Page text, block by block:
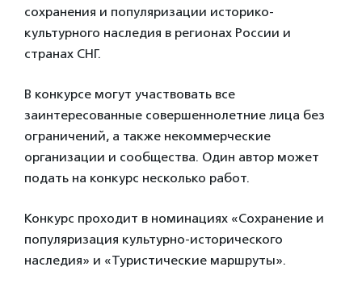
сохранения и популяризации историко-
культурного наследия в регионах России и
странах СНГ.
В конкурсе могут участвовать все
заинтересованные совершеннолетние лица без
ограничений, а также некоммерческие
организации и сообщества. Один автор может
подать на конкурс несколько работ.
Конкурс проходит в номинациях «Сохранение и
популяризация культурно-исторического
наследия» и «Туристические маршруты».